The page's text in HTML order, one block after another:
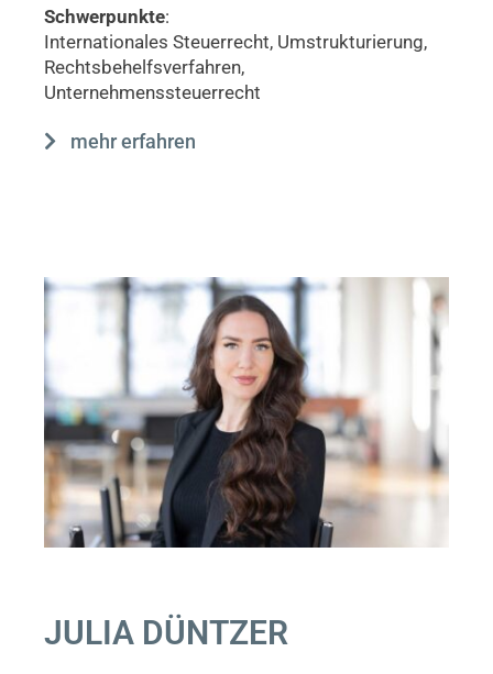
Schwerpunkte:
Internationales Steuerrecht, Umstrukturierung,
Rechtsbehelfsverfahren,
Unternehmenssteuerrecht
mehr erfahren
JULIA DÜNTZER